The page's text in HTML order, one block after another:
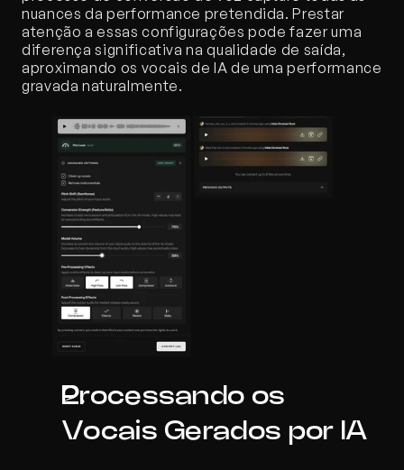
nuances da performance pretendida. Prestar
atenção a essas configurações pode fazer uma
diferença significativa na qualidade de saída,
aproximando os vocais de IA de uma performance
gravada naturalmente.
Processando os
Vocais Gerados por IA